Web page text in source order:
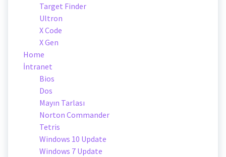
Target Finder
Ultron
X Code
X Gen
Home
İntranet
Bios
Dos
Mayın Tarlası
Norton Commander
Tetris
Windows 10 Update
Windows 7 Update